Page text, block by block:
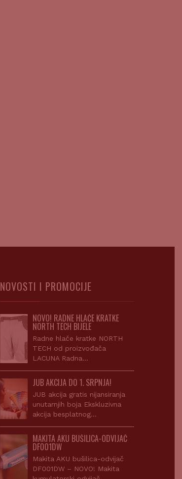
NOVOSTI I PROMOCIJE
NOVO! RADNE HLAČE KRATKE
NORTH TECH BIJELE
Radne hlače kratke NORTH
TECH od proizvođača
LACUNA Radna…
JUB AKCIJA DO 1. SRPNJA!
JUB akcija gratis nijansiranja
unutarnjih boja Ekskluzivna
akcija besplatnog…
MAKITA AKU BUŠILICA-ODVIJAČ
DF001DW
Makita AKU bušilica-odvijač
DF001DW – NOVO! Makita